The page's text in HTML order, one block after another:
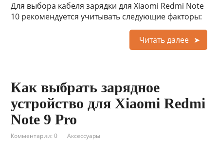
Для выбора кабеля зарядки для Xiaomi Redmi Note
10 рекомендуется учитывать следующие факторы:
Читать далее
Как выбрать зарядное
устройство для Xiaomi Redmi
Note 9 Pro
Комментарии: 0 Аксессуары